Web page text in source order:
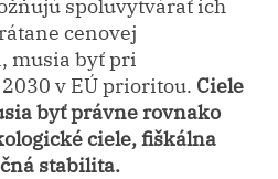
cenovej
musia byť pri
v EÚ prioritou. Ciele
byť právne rovnako
ciele, fiškálna
stabilita.